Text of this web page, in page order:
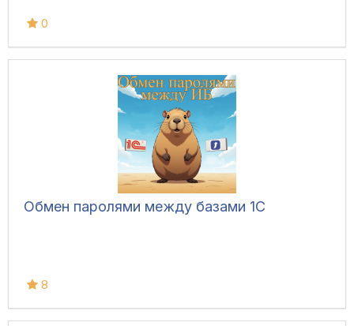
0
Обмен паролями между базами 1С
8